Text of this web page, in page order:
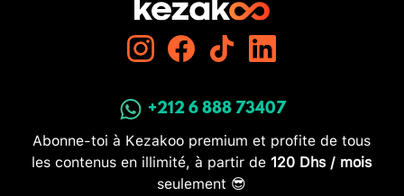
+212 6 888 73407
Abonne-toi à Kezakoo premium et profite de tous
les contenus en illimité, à partir de 120 Dhs / mois
seulement 😎